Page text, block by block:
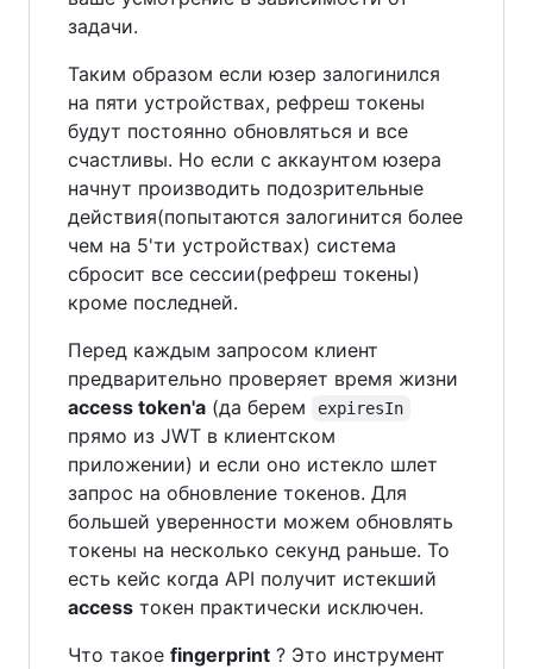
задачи.
Таким образом если юзер залогинился
на пяти устройствах, рефреш токены
будут постоянно обновляться и все
счастливы. Но если с аккаунтом юзера
начнут производить подозрительные
действия(попытаются залогинится более
чем на 5'ти устройствах) система
сбросит все сессии(рефреш токены)
кроме последней.
Перед каждым запросом клиент
предварительно проверяет время жизни
access token'а (да берем expiresIn
прямо из JWT в клиентском
приложении) и если оно истекло шлет
запрос на обновление токенов. Для
большей уверенности можем обновлять
токены на несколько секунд раньше. То
есть кейс когда API получит истекший
access токен практически исключен.
Что такое fingerprint ? Это инструмент